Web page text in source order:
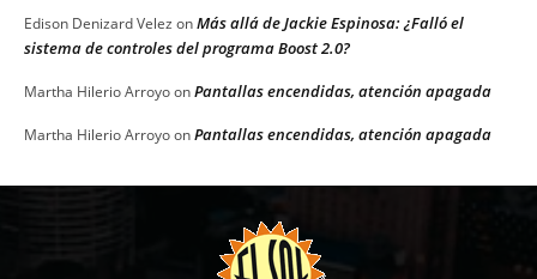
Edison Denizard Velez onMás allá de Jackie Espinosa: ¿Falló el
sistema de controles del programa Boost 2.0?
Martha Hilerio ArroyoonPantallas encendidas, atención apagada
Martha Hilerio ArroyoonPantallas encendidas, atención apagada